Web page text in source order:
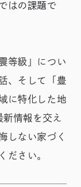
はの課題で
等級」につい
、そして「豊
に特化した地
情報を交え
しない家づく
ださい。